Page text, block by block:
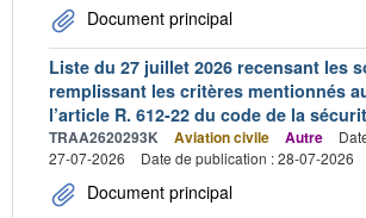
Document principal
Liste du 27 juillet 2026 recensant les
remplissant les critères mentionnés
l’article R. 612-22 du code de la
TRAA2620293K Aviation civile Autre
27-07-2026
Date de publication : 28-07-2026
Document principal